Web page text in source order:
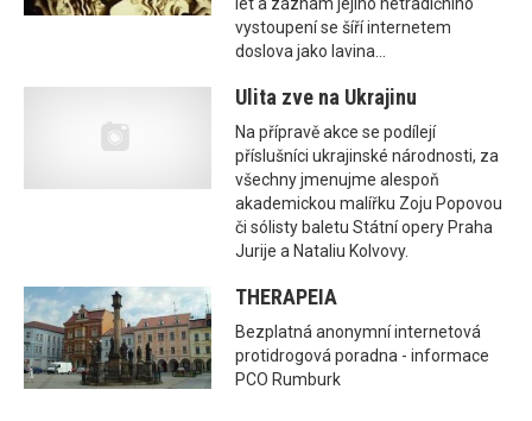
vystoupení se šíří internetem
doslova jako lavina...
Ulita zve na Ukrajinu
Na přípravě akce se podílejí
příslušníci ukrajinské národnosti, za
všechny jmenujme alespoň
akademickou malířku Zoju Popovou
či sólisty baletu Státní opery Praha
Jurije a Nataliu Kolvovy.
THERAPEIA
Bezplatná anonymní internetová
protidrogová poradna - informace
PCO Rumburk